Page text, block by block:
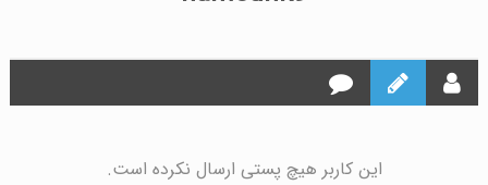
این کاربر هیچ پستی ارسال نکرده است.